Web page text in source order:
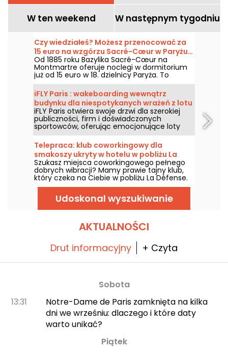
W ten weekend W następnym tygodniu
Czy wiedziałeś? Możesz przenocować za
15 euro na wzgórzu Sacré-Cœur w Paryżu…
pod jednym warunkiem.
Od 1885 roku Bazylika Sacré-Cœur na
Montmartre oferuje noclegi w dormitorium
już od 15 euro w 18. dzielnicy Paryża. To
niezwykłe doświadczenie dostępne przez
cały rok, z wyjątkiem Wielkiego Piątku, ale w
zamian można wziąć udział w godzinnej
modlitwie nocnej — coś, co z pewnością
zostanie w pamięci.
iFLY Paris : wakeboarding wewnątrz
budynku dla niespotykanych wrażeń z lotu
iFLY Paris otwiera swoje drzwi dla szerokiej
publiczności, firm i doświadczonych
sportowców, oferując emocjonujące loty
spadochronowe wewnątrz ogromnej,
szklanej rury. To miejsce, gdzie można
poczuć adrenalinę — bez ryzyka, bez
konieczności wcześniejszego przygotowania,
od 5 do 105 lat! Wznieście się w powietrze!
Telepraca: klub coworkingowy dla
smakoszy ukryty w hotelu w pobliżu La
Défense
Szukasz miejsca coworkingowego pełnego
dobrych wibracji? Mamy prawie tajny klub,
który czeka na Ciebie w pobliżu La Défense.
Tarasy, przekąski, drukarki i komputery -
opowiemy ci wszystko o tej koncepcji "pod
Udoskonal wyszukiwanie
AKTUALNOŚCI
Drut informacyjny + Czyta
Sobota
13:31
Notre-Dame de Paris zamknięta na kilka
dni we wrześniu: dlaczego i które daty
warto unikać?
Piątek